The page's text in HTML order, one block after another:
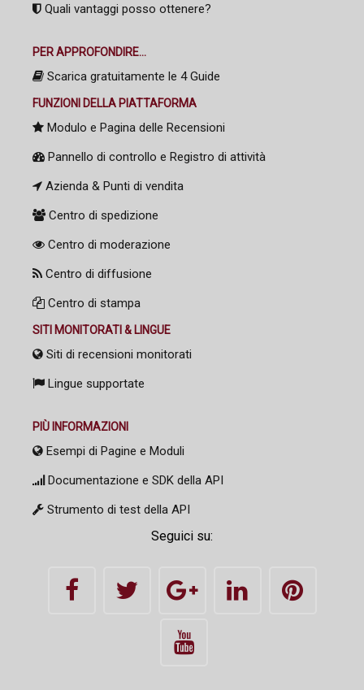
Quali vantaggi posso ottenere?
PER APPROFONDIRE...
Scarica gratuitamente le 4 Guide
FUNZIONI DELLA PIATTAFORMA
Modulo e Pagina delle Recensioni
Pannello di controllo e Registro di attività
Azienda & Punti di vendita
Centro di spedizione
Centro di moderazione
Centro di diffusione
Centro di stampa
SITI MONITORATI & LINGUE
Siti di recensioni monitorati
Lingue supportate
PIÙ INFORMAZIONI
Esempi di Pagine e Moduli
Documentazione e SDK della API
Strumento di test della API
Seguici su: